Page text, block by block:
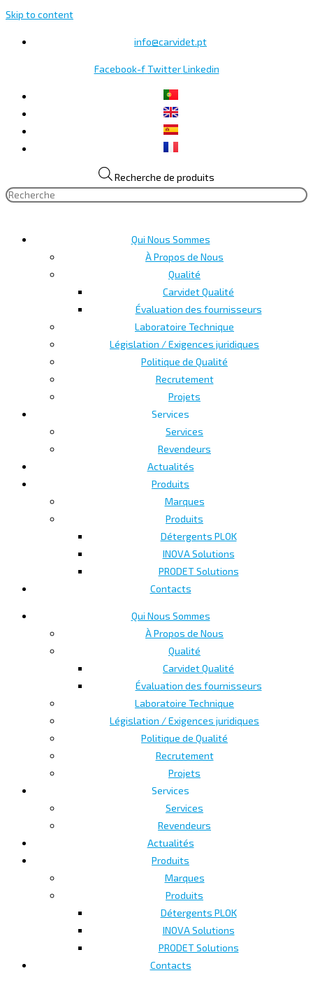
Skip to content
info@carvidet.pt
Facebook-f Twitter Linkedin
Recherche de produits
Qui Nous Sommes
À Propos de Nous
Qualité
Carvidet Qualité
Évaluation des fournisseurs
Laboratoire Technique
Législation / Exigences juridiques
Politique de Qualité
Recrutement
Projets
Services
Services
Revendeurs
Actualités
Produits
Marques
Produits
Détergents PLOK
INOVA Solutions
PRODET Solutions
Contacts
Qui Nous Sommes
À Propos de Nous
Qualité
Carvidet Qualité
Évaluation des fournisseurs
Laboratoire Technique
Législation / Exigences juridiques
Politique de Qualité
Recrutement
Projets
Services
Services
Revendeurs
Actualités
Produits
Marques
Produits
Détergents PLOK
INOVA Solutions
PRODET Solutions
Contacts